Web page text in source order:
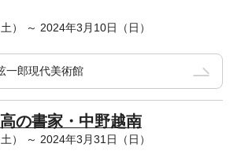
） ～ 2024年3月10日（日）
一郎現代美術館
の書家・中野越南
） ～ 2024年3月31日（日）